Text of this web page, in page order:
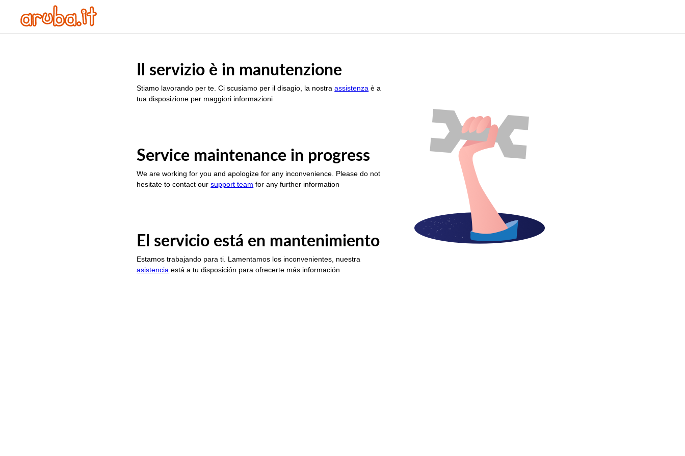
Il servizio è in manutenzione
Stiamo lavorando per te. Ci scusiamo per il disagio, la nostraassistenza è a
tua disposizione per maggiori informazioni
Service maintenance in progress
We are working for you and apologize for any inconvenience. Please do not
hesitate to contact oursupport team for any further information
El servicio está en mantenimiento
Estamos trabajando para ti. Lamentamos los inconvenientes, nuestra
asistencia está a tu disposición para ofrecerte más información